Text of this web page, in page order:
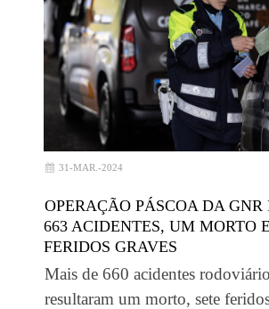
31-MAR.-2024
OPERAÇÃO PÁSCOA DA GNR
663 ACIDENTES, UM MORTO
FERIDOS GRAVES
Mais de 660 acidentes
resultaram um morto, sete